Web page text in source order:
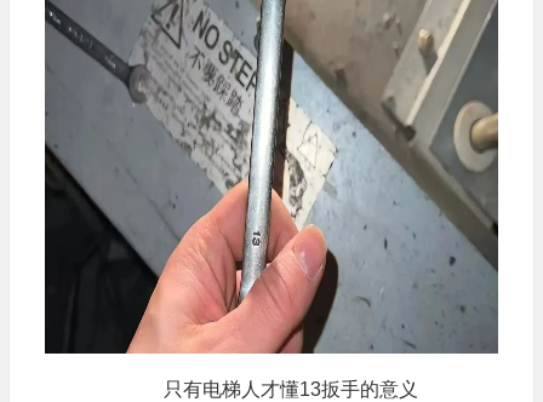
只有电梯人才懂13扳手的意义